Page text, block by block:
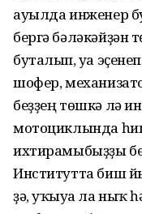
ауылда инженер
бергә бәләкәйҙән
буталып, уға
шофер,
беҙҙең төшкә лә
мотоциклында һин
ихтирамыбыҙҙы
Институтта биш
ҙә, уҡыуға ла ныҡ